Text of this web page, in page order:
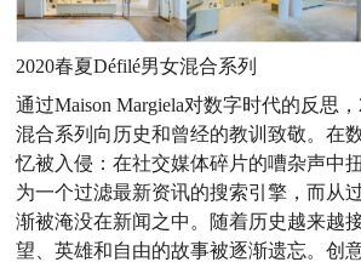
2020春夏Défilé男女混合系列
通过Maison Margiela对数字时代的反思
混合系列向历史和曾经的教训致敬。在
忆被入侵：在社交媒体碎片的嘈杂声中
为一个过滤最新资讯的搜索引擎，而从
渐被淹没在新闻之中。随着历史越来越
望、英雄和自由的故事被逐渐遗忘。创